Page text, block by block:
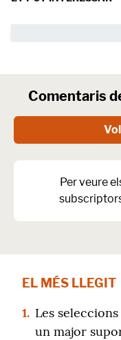
Comentaris
Per veure
EL MÉS LLEGIT
1. Les
un major